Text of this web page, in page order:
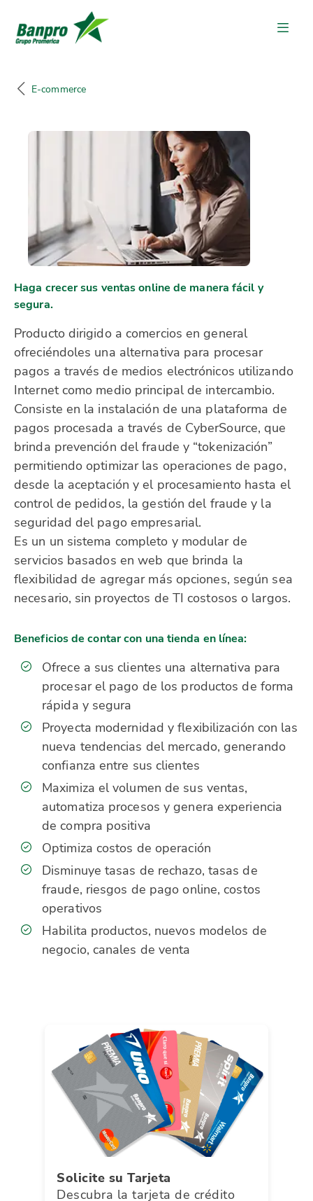
Haga crecer sus ventas online de manera fácil y
segura.
Producto dirigido a comercios en general
ofreciéndoles una alternativa para procesar
pagos a través de medios electrónicos utilizando
Internet como medio principal de intercambio.
Consiste en la instalación de una plataforma de
pagos procesada a través de CyberSource, que
brinda prevención del fraude y “tokenización”
permitiendo optimizar las operaciones de pago,
desde la aceptación y el procesamiento hasta el
control de pedidos, la gestión del fraude y la
seguridad del pago empresarial.
Es un un sistema completo y modular de
servicios basados en web que brinda la
flexibilidad de agregar más opciones, según sea
necesario, sin proyectos de TI costosos o largos.
Beneficios de contar con una tienda en línea:
Ofrece a sus clientes una alternativa para
procesar el pago de los productos de forma
rápida y segura
Proyecta modernidad y flexibilización con las
nueva tendencias del mercado, generando
confianza entre sus clientes
Maximiza el volumen de sus ventas,
automatiza procesos y genera experiencia
de compra positiva
Optimiza costos de operación
Disminuye tasas de rechazo, tasas de
fraude, riesgos de pago online, costos
operativos
Habilita productos, nuevos modelos de
negocio, canales de venta
E-commerce
Solicite su Tarjeta
Descubra la tarjeta de crédito